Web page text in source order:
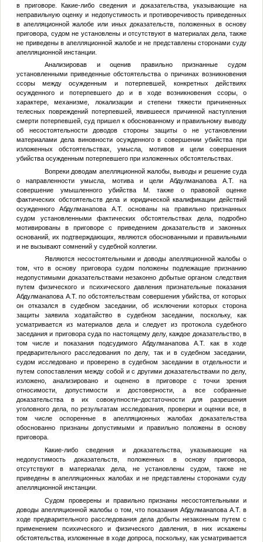
в приговоре. Какие-либо сведения и доказательства, указывающие на
неправильную оценку и недопустимость и противоречивость приведенных
в апелляционной жалобе или иных доказательств, положенных в основу
приговора, судом не установлены и отсутствуют в материалах дела, также
не приведены в апелляционной жалобе и не представлены сторонами суду
апелляционной инстанции.
Анализировав и оценив правильно признанные судом
установленными приведенные обстоятельства о причинах возникновения
ссоры между осужденным и потерпевшей, конкретных действиях
осужденного и потерпевшего до и в ходе возникновения ссоры, о
характере, механизме, локализации и степени тяжести причиненных
телесных повреждений потерпевшей, явившееся причинной наступления
смерти потерпевшей, суд пришел к обоснованному и правильному выводу
об несостоятельности доводов стороны защиты о не установлении
материалами дела виновности осужденного в совершении убийства при
изложенных обстоятельствах, умысла, мотивов и цели совершения
убийства осужденным потерпевшего при изложенных обстоятельствах.
Вопреки доводам апелляционной жалобы, выводы и решение суда
о направленности умысла, мотива и цели Абдулманапова А.Т. на
совершение умышленного убийства М.
также о правовой оценке
фактических обстоятельств дела и юридической квалификации действий
осужденного Абдулманапова А.Т. основаны на правильно признанных
судом установленными фактических обстоятельствах дела, подробно
мотивированы в приговоре с приведением доказательств и законных
оснований, их подтверждающих, являются обоснованными и правильными
и не вызывают сомнений у судебной коллегии.
Являются несостоятельными и доводы апелляционной жалобы о
том, что в основу приговора судом положены подлежащие признанию
недопустимыми доказательствами незаконно добытые органом следствия
путем физического и психического давления признательные показания
Абдулманапова А.Т. по обстоятельствам совершения убийства, от которых
он отказался в судебном заседании, об исключении которых сторона
защиты заявила ходатайство в судебном заседании, поскольку, как
усматривается из материалов дела и следует из протокола судебного
заседания и приговора суда по настоящему делу, каждое доказательство, в
том числе и показания подсудимого Абдулманапова А.Т. как в ходе
предварительного расследования по делу, так и в судебном заседании,
судом исследовано и проверено в судебном заседании в отдельности и
путем сопоставления между собой и с другими доказательствами по делу,
изложено, анализировано и оценено в приговоре с точки зрения
относимости, допустимости и достоверности, а все собранные
доказательства в их совокупности–достаточности для разрешения
уголовного дела, по результатам исследования, проверки и оценки все, в
том числе оспоренные в апелляционных жалобах доказательства
обоснованно признаны допустимыми и правильно положены в основу
приговора.
Какие-либо сведения и доказательства, указывающие на
недопустимость доказательств, положенных в основу приговора,
отсутствуют в материалах дела, не установлены судом, также не
приведены в апелляционных жалобах и не представлены сторонами суду
апелляционной инстанции.
Судом проверены и правильно признаны несостоятельными и
доводы апелляционной жалобы о том, что показания Абдулманапова А.Т. в
ходе предварительного расследования дела добыты незаконным путем с
применением психического и физического давления, в них искажены
обстоятельства, изложенные в ходе допроса, поскольку, как усматривается